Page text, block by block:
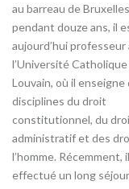
au barreau de Bruxelles
pendant douze ans, il
aujourd’hui professeur
l’Université
Louvain, où il enseigne
disciplines du droit
constitutionnel, du
administratif et des
l’homme. Récemment,
effectué un long